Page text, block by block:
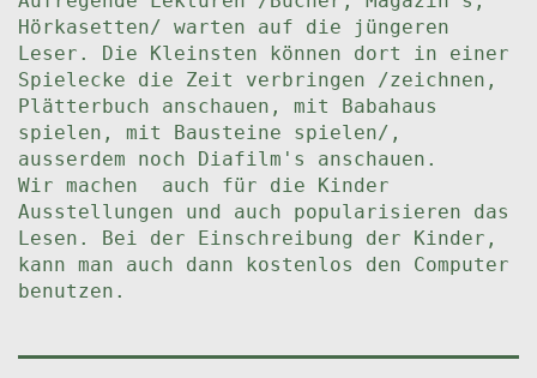
Hörkasetten/ warten auf die jüngeren
Leser. Die Kleinsten können dort in einer
Spielecke die Zeit verbringen /zeichnen,
Plätterbuch anschauen, mit Babahaus
spielen, mit Bausteine spielen/,
ausserdem noch Diafilm's anschauen.
Wir machen auch für die Kinder
Ausstellungen und auch popularisieren das
Lesen. Bei der Einschreibung der Kinder,
kann man auch dann kostenlos den Computer
benutzen.